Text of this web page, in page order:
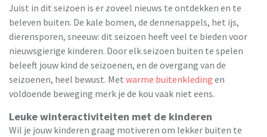
Juist in dit seizoen is er zoveel nieuws te ontdekken en te
beleven buiten. De kale bomen, de dennenappels, het ijs,
dierensporen, sneeuw: dit seizoen heeft veel te bieden voor
nieuwsgierige kinderen. Door elk seizoen buiten te spelen
beleeft jouw kind de seizoenen, en de overgang van de
seizoenen, heel bewust. Met warme buitenkleding en
voldoende beweging merk je de kou vaak niet eens.
Leuke winteractiviteiten met de kinderen
Wil je jouw kinderen graag motiveren om lekker buiten te